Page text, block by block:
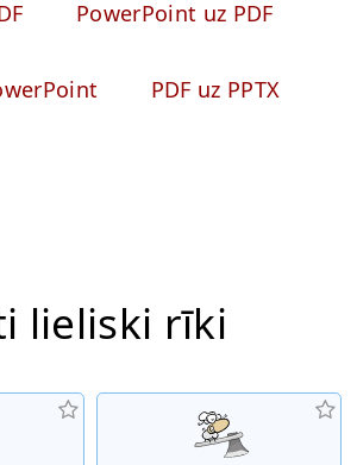
PowerPoint uz PDF
PDF uz PPTX
lieliski rīki